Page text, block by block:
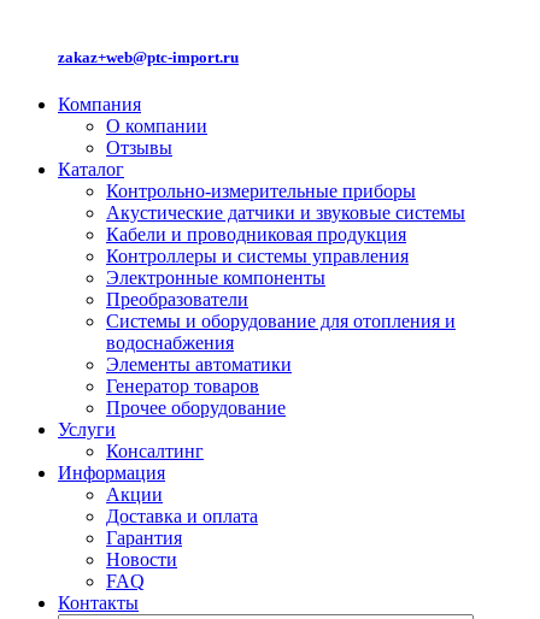
zakaz+web@ptc-import.ru
Компания
О компании
Отзывы
Каталог
Контрольно-измерительные приборы
Акустические датчики и звуковые системы
Кабели и проводниковая продукция
Контроллеры и системы управления
Электронные компоненты
Преобразователи
Системы и оборудование для отопления и
водоснабжения
Элементы автоматики
Генератор товаров
Прочее оборудование
Услуги
Консалтинг
Информация
Акции
Доставка и оплата
Гарантия
Новости
FAQ
Контакты